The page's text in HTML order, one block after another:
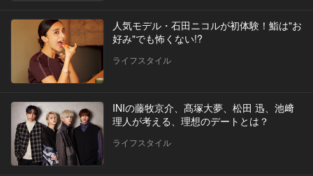
人気モデル・石田ニコルが初体験！鮨は"お
好み"でも怖くない!?
ライフスタイル
INIの藤牧京介、髙塚大夢、松田 迅、池﨑
理人が考える、理想のデートとは？
ライフスタイル